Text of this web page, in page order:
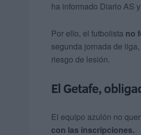
ha informado Diario AS
Por ello, el futbolista no
segunda jornada de
riesgo de lesión.
El Getafe,
El equipo azulón no
con las inscripciones.